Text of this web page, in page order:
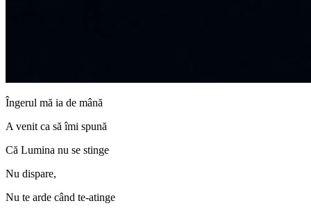
Îngerul mă ia de mână
A venit ca să îmi spună
Că Lumina nu se stinge
Nu dispare,
Nu te arde când te-atinge